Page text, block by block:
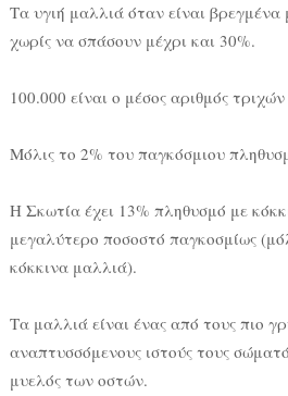
Τα υγιή μαλλιά όταν είναι
χωρίς να σπάσουν μέχρι και 30%.
100.000 είναι ο μέσος αριθμός
Μόλις το 2% του παγκόσμιου
Η Σκωτία έχει 13% πληθυσμό με
μεγαλύτερο ποσοστό παγκοσμίως
κόκκινα μαλλιά).
Τα μαλλιά είναι ένας από τους πιο
αναπτυσσόμενους ιστούς τους
μυελός των οστών.